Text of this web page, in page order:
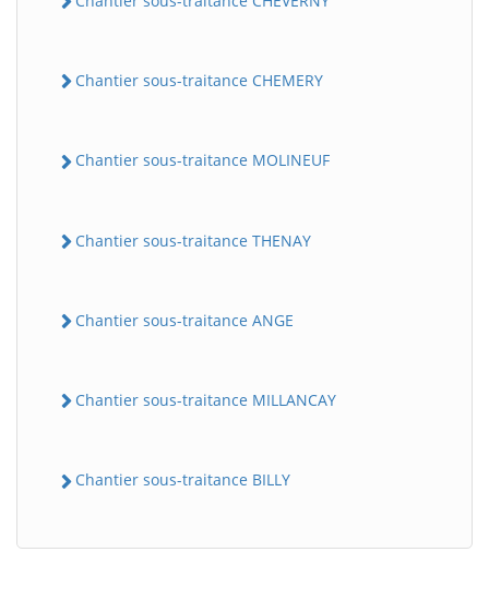
Chantier sous-traitance CHEMERY
Chantier sous-traitance MOLINEUF
Chantier sous-traitance THENAY
Chantier sous-traitance ANGE
Chantier sous-traitance MILLANCAY
Chantier sous-traitance BILLY